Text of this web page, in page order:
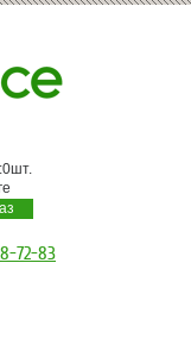
0шт.
72-83